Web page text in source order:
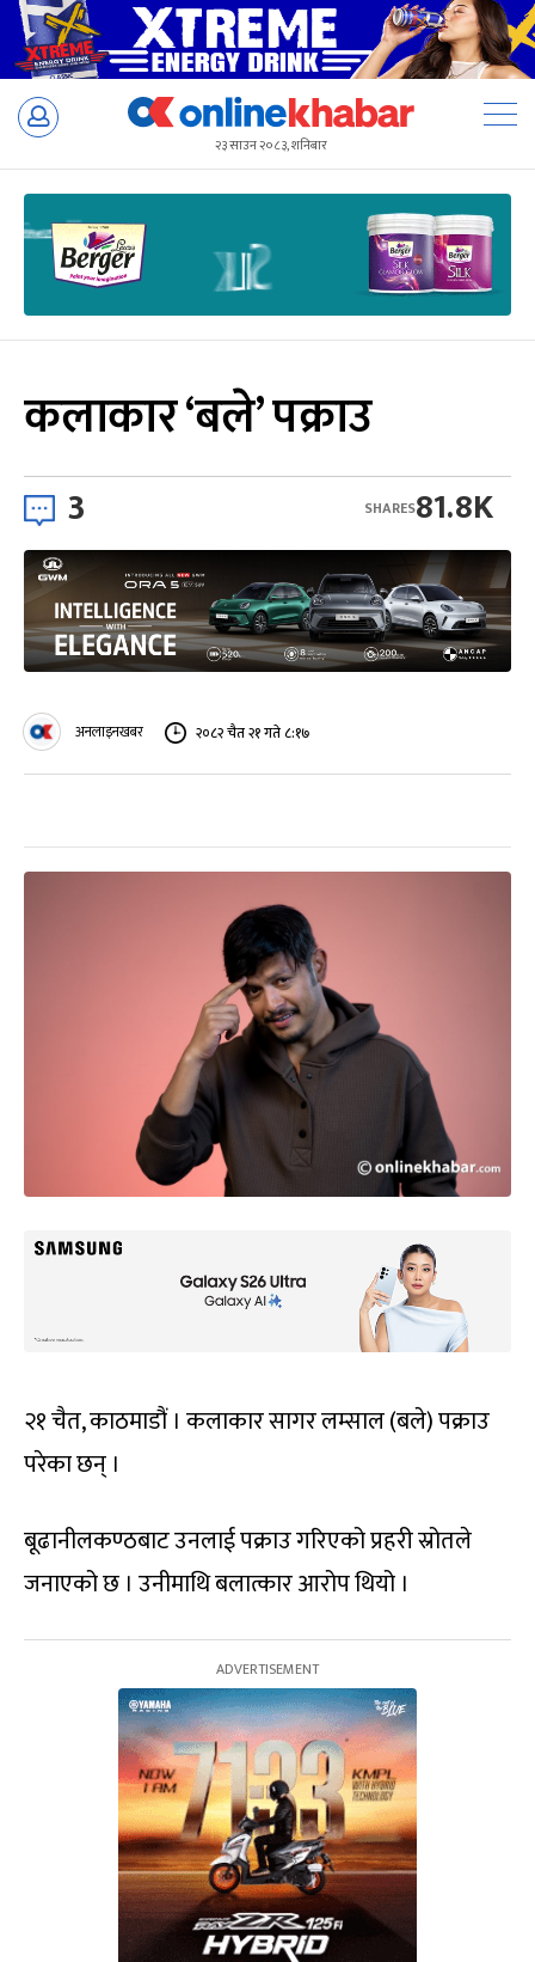
Skip
२३ साउन २०८३, शनिबार
कलाकार ‘बले’ पक्राउ
3 81.8K
SHARES
अनलाइनखबर २०८२ चैत २१ गते ८:१७
२१ चैत, काठमाडौं । कलाकार सागर लम्साल (बले) पक्राउ
परेका छन् ।
बूढानीलकण्ठबाट उनलाई पक्राउ गरिएको प्रहरी स्रोतले
जनाएको छ । उनीमाथि बलात्कार आरोप थियो ।